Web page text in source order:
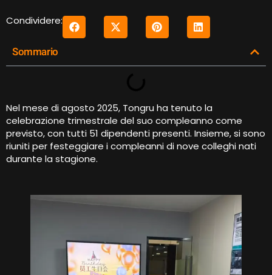
Condividere:
Sommario
Nel mese di agosto 2025, Tongru ha tenuto la
celebrazione trimestrale del suo compleanno come
previsto, con tutti 51 dipendenti presenti. Insieme, si sono
riuniti per festeggiare i compleanni di nove colleghi nati
durante la stagione.